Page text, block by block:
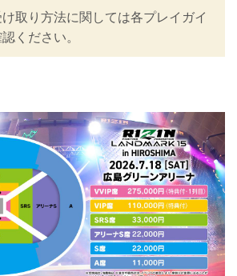
取り方法に関しては各プレイガイ
ください。